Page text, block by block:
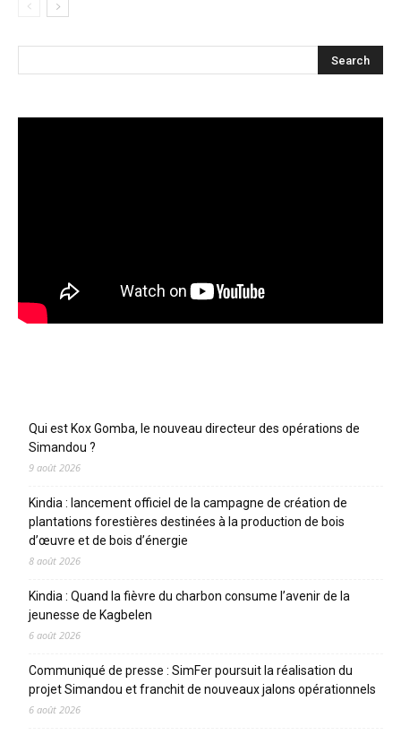
Qui est Kox Gomba, le nouveau directeur des opérations de
Simandou ?
9 août 2026
Kindia : lancement officiel de la campagne de création de
plantations forestières destinées à la production de bois
d’œuvre et de bois d’énergie
8 août 2026
Kindia : Quand la fièvre du charbon consume l’avenir de la
jeunesse de Kagbelen
6 août 2026
Communiqué de presse : SimFer poursuit la réalisation du
projet Simandou et franchit de nouveaux jalons opérationnels
6 août 2026